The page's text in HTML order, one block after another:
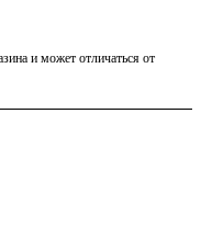
и может отличаться от